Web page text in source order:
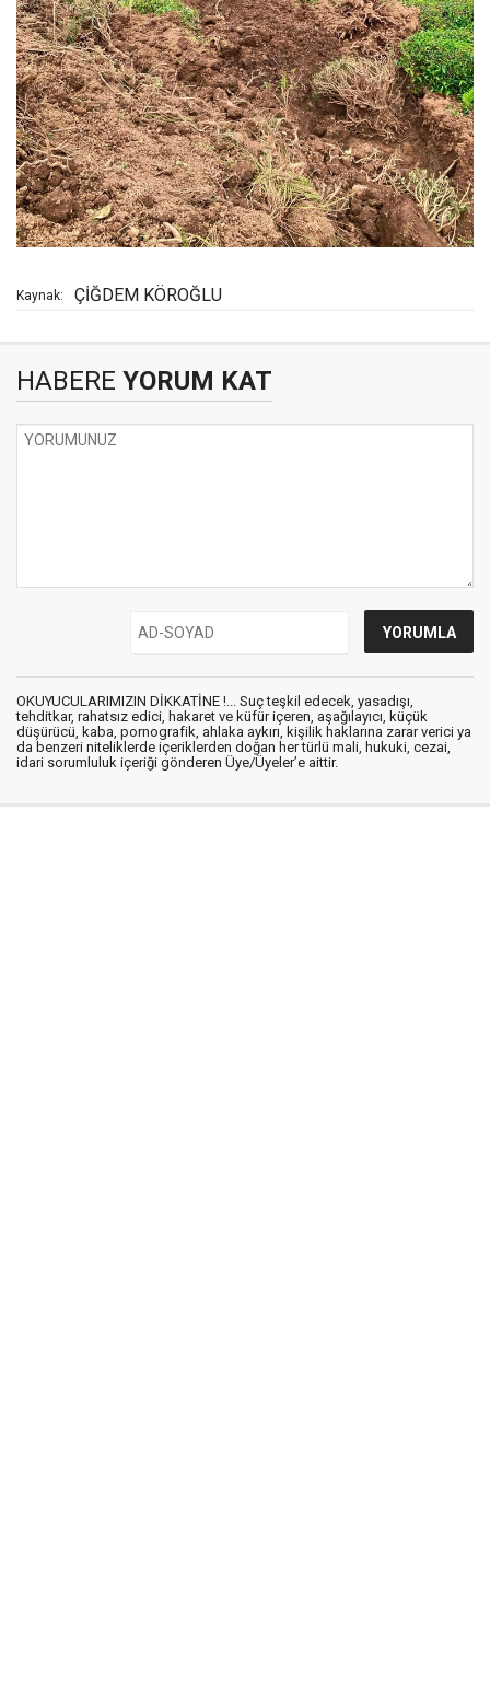
Kaynak: ÇİĞDEM KÖROĞLU
HABERE YORUM KAT
OKUYUCULARIMIZIN DİKKATİNE !... Suç teşkil edecek, yasadışı,
tehditkar, rahatsız edici, hakaret ve küfür içeren, aşağılayıcı, küçük
düşürücü, kaba, pornografik, ahlaka aykırı, kişilik haklarına zarar verici ya
da benzeri niteliklerde içeriklerden doğan her türlü mali, hukuki, cezai,
idari sorumluluk içeriği gönderen Üye/Üyeler’e aittir.